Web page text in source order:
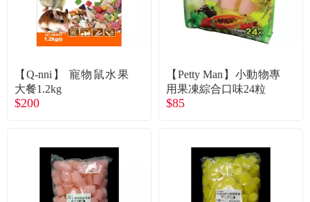
【Q-nni】 寵物鼠水果
大餐1.2kg
$200
【Petty Man】小動物專
用果凍綜合口味24粒
$85